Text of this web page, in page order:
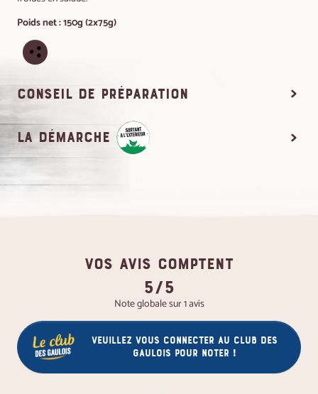
Poids net : 150g (2x75g)
conseil de préparation
la démarche
VOS AVIS COMPTENT
5/5
Note globale sur 1 avis
Veuillez vous connecter au club des
gaulois pour noter !